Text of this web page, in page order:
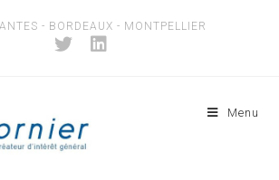
- BORDEAUX - MONTPELLIER
Menu